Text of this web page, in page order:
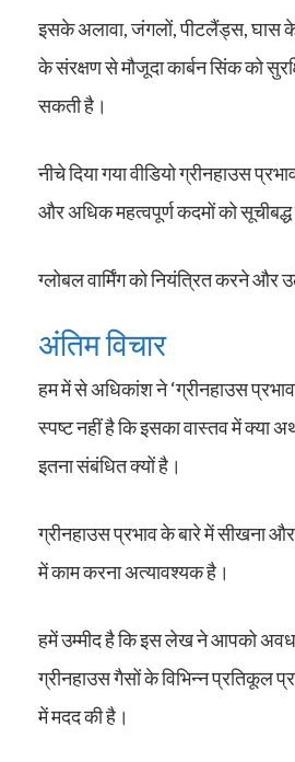
इसके अलावा, जंगलों, पीटलैंड्स, घास के
के संरक्षण से मौजूदा कार्बन सिंक को
सकती है।
नीचे दिया गया वीडियो ग्रीनहाउस
और अधिक महत्वपूर्ण कदमों को
ग्लोबल वार्मिंग को नियंत्रित करने
अंतिम विचार
हम में से अधिकांश ने ‘ग्रीनहाउस
स्पष्ट नहीं है कि इसका वास्तव में क्या
इतना संबंधित क्यों है।
ग्रीनहाउस प्रभाव के बारे में सीखना
में काम करना अत्यावश्यक है।
हमें उम्मीद है कि इस लेख ने आपको
ग्रीनहाउस गैसों के विभिन्न प्रतिकूल
में मदद की है।